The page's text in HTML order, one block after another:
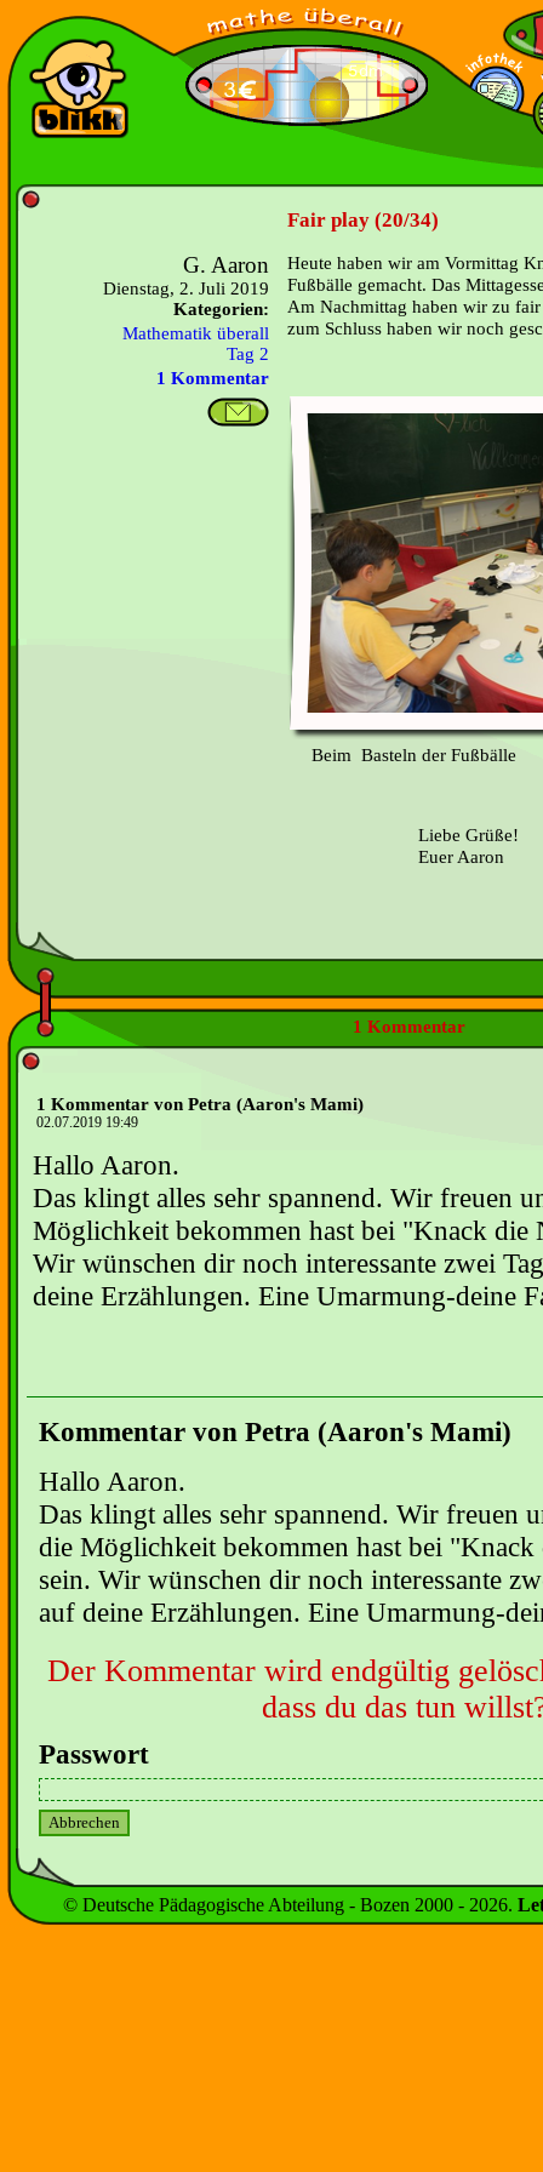
Fair play (20/34)
G. Aaron
Dienstag, 2. Juli 2019
Kategorien:
Mathematik überall
Tag 2
1 Kommentar
Heute haben wir am Vormittag
Fußbälle gemacht. Das
Am Nachmittag haben wir zu
zum Schluss haben wir noch
Beim Basteln der
Liebe Grüße!
Euer Aaron
1 Kommentar
1 Kommentar von Petra (Aaron's Mami)
02.07.2019 19:49
Hallo Aaron.
Das klingt alles sehr spannend. Wir freuen
Möglichkeit bekommen hast bei "Knack die
Wir wünschen dir noch interessante zwei
deine Erzählungen. Eine Umarmung-deine
Kommentar von Petra (Aaron's Mami)
Hallo Aaron.
Das klingt alles sehr spannend. Wir freuen
die Möglichkeit bekommen hast bei "Knack
sein. Wir wünschen dir noch interessante
auf deine Erzählungen. Eine Umarmung-
Der Kommentar wird endgültig
dass du das tun
Passwort
© Deutsche Pädagogische Abteilung - Bozen 2000 - 2026.